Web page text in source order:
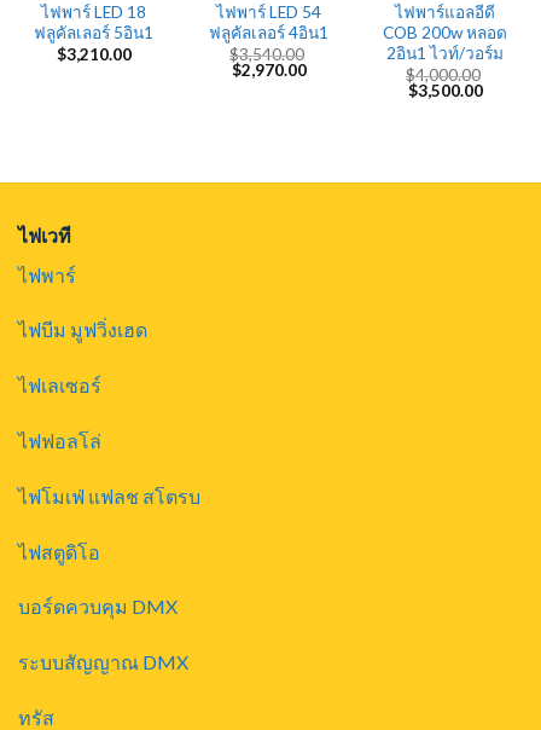
ไฟพาร์ LED 18
ฟลูคัลเลอร์ 5อิน1
$3,210.00
ไฟพาร์ LED 54
ฟลูคัลเลอร์ 4อิน1
$3,540.00
Original
price
$2,970.00Current
ไฟพาร์แอลอีดี
COB 200w หลอด
2อิน1 ไวท์/วอร์ม
$4,000.00
Original
price
$3,500.00Current
ไฟเวที
ไฟพาร์
ไฟบีม มูฟวิ่งเฮด
ไฟเลเซอร์
ไฟฟอลโล่
ไฟโมเฟ่ แฟลช สโตรบ
ไฟสตูดิโอ
บอร์ดควบคุม DMX
ระบบสัญญาณ DMX
ทรัส